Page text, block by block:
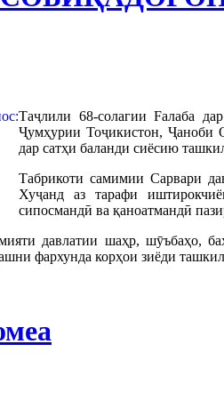
Таҷлили 68-солагии Fалаба
Ҷумҳурии Тоҷикистон, Ҷаноби
дар сатҳи баланди сиёсию
Табрикоти самимии Сарвари
Хуҷанд аз тарафи
сипосмандӣ ва қаноатмандӣ
давлатии шаҳр, шӯъбаҳо,
фархунда корҳои зиёди